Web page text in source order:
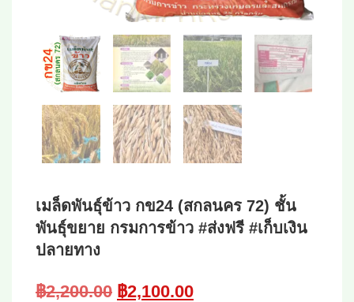
เมล็ดพันธุ์ข้าว กข24 (สกลนคร 72) ชั้น
พันธุ์ขยาย กรมการข้าว #ส่งฟรี #เก็บเงิน
ปลายทาง
฿2,200.00 Original
฿2,100.00Current